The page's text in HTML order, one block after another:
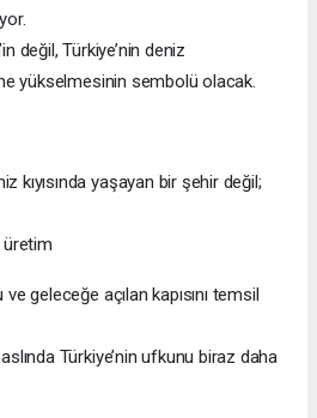
değil, Türkiye’nin deniz
yükselmesinin sembolü olacak.
kıyısında yaşayan bir şehir değil;
üretim
geleceğe açılan kapısını temsil
Türkiye’nin ufkunu biraz daha